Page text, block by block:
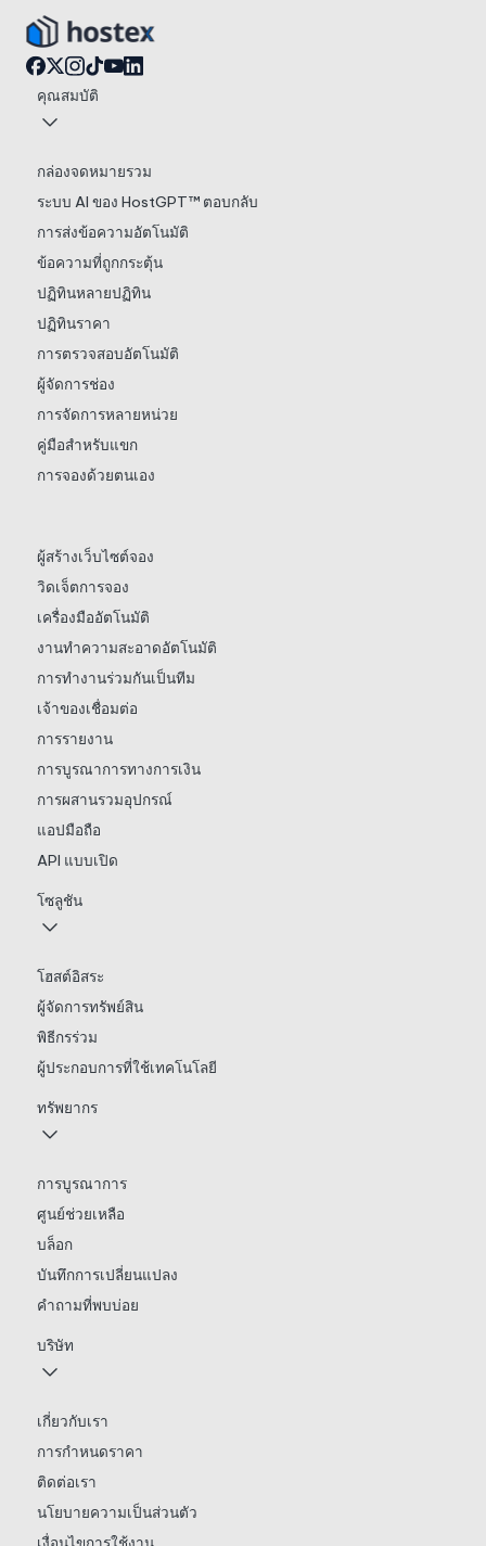
คุณสมบัติ
กล่องจดหมายรวม
ระบบ AI ของ HostGPT™ ตอบกลับ
การส่งข้อความอัตโนมัติ
ข้อความที่ถูกกระตุ้น
ปฏิทินหลายปฏิทิน
ปฏิทินราคา
การตรวจสอบอัตโนมัติ
ผู้จัดการช่อง
การจัดการหลายหน่วย
คู่มือสำหรับแขก
การจองด้วยตนเอง
ผู้สร้างเว็บไซต์จอง
วิดเจ็ตการจอง
เครื่องมืออัตโนมัติ
งานทำความสะอาดอัตโนมัติ
การทำงานร่วมกันเป็นทีม
เจ้าของเชื่อมต่อ
การรายงาน
การบูรณาการทางการเงิน
การผสานรวมอุปกรณ์
แอปมือถือ
API แบบเปิด
โซลูชัน
โฮสต์อิสระ
ผู้จัดการทรัพย์สิน
พิธีกรร่วม
ผู้ประกอบการที่ใช้เทคโนโลยี
ทรัพยากร
การบูรณาการ
ศูนย์ช่วยเหลือ
บล็อก
บันทึกการเปลี่ยนแปลง
คำถามที่พบบ่อย
บริษัท
เกี่ยวกับเรา
การกำหนดราคา
ติดต่อเรา
นโยบายความเป็นส่วนตัว